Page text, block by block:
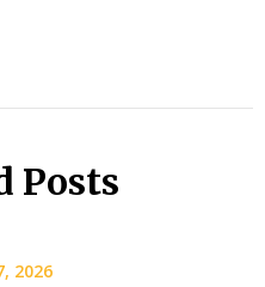
Posts
2026